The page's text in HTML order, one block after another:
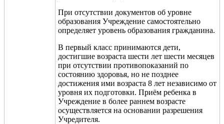
При отсутствии документов об уровне
образования Учреждение самостоятельно
определяет уровень образования гражданина.
В первый класс принимаются дети,
достигшие возраста шести лет шести месяцев
при отсутствии противопоказаний по
состоянию здоровья, но не позднее
достижения ими возраста 8 лет независимо от
уровня их подготовки. Приём ребенка в
Учреждение в более раннем возрасте
осуществляется на основании разрешения
Учредителя.